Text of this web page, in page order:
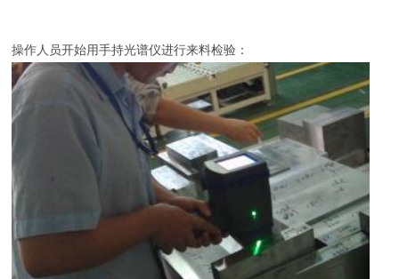
操作人员开始用手持光谱仪进行来料检验：